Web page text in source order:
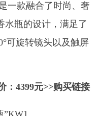
一款融合了时尚、奢
水瓶的设计，满足了
可旋转镜头以及触屏
：4399元>>购买链接